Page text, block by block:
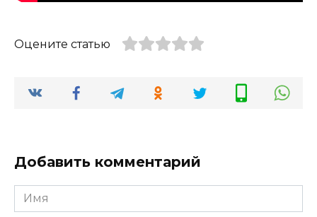
Оцените статью
Добавить комментарий
Имя
*